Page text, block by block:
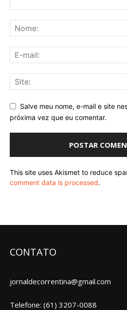
Salve meu nome, e-mail e site
próxima vez que eu comentar.
This site uses Akismet to reduce
comment data is processed.
CONTATO
jornaldecorrentina@gmail.com
Telefone: (61) 3207-0088